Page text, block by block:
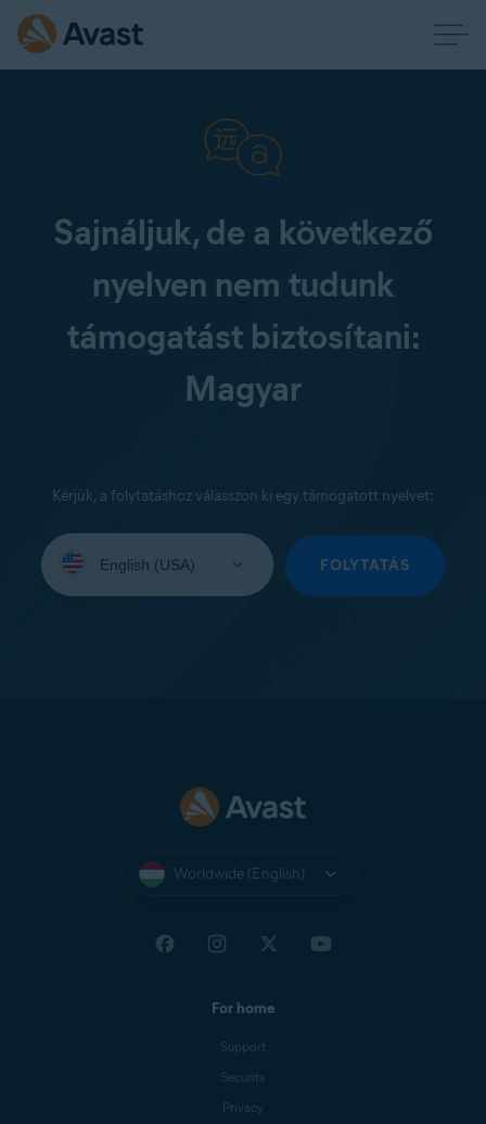
Sajnáljuk, de a következő
nyelven nem tudunk
támogatást biztosítani:
Magyar
Kérjük, a folytatáshoz válasszon ki egy támogatott nyelvet:
your
FOLYTATÁS
Worldwide (English)
For home
Support
Security
Privacy